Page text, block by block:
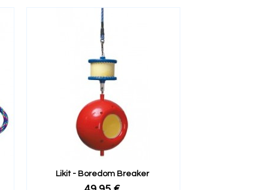
Likit - Boredom Breaker